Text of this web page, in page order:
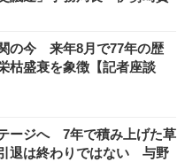
の今 来年8月で77年の歴
枯盛衰を象徴【記者座談
ージへ 7年で積み上げた草
退は終わりではない 与野